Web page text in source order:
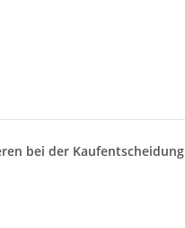
bei der Kaufentscheidung